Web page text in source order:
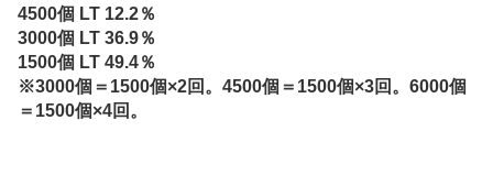
4500個 LT 12.2％
3000個 LT 36.9％
1500個 LT 49.4％
※3000個＝1500個×2回。4500個＝1500個×3回。6000個
＝1500個×4回。